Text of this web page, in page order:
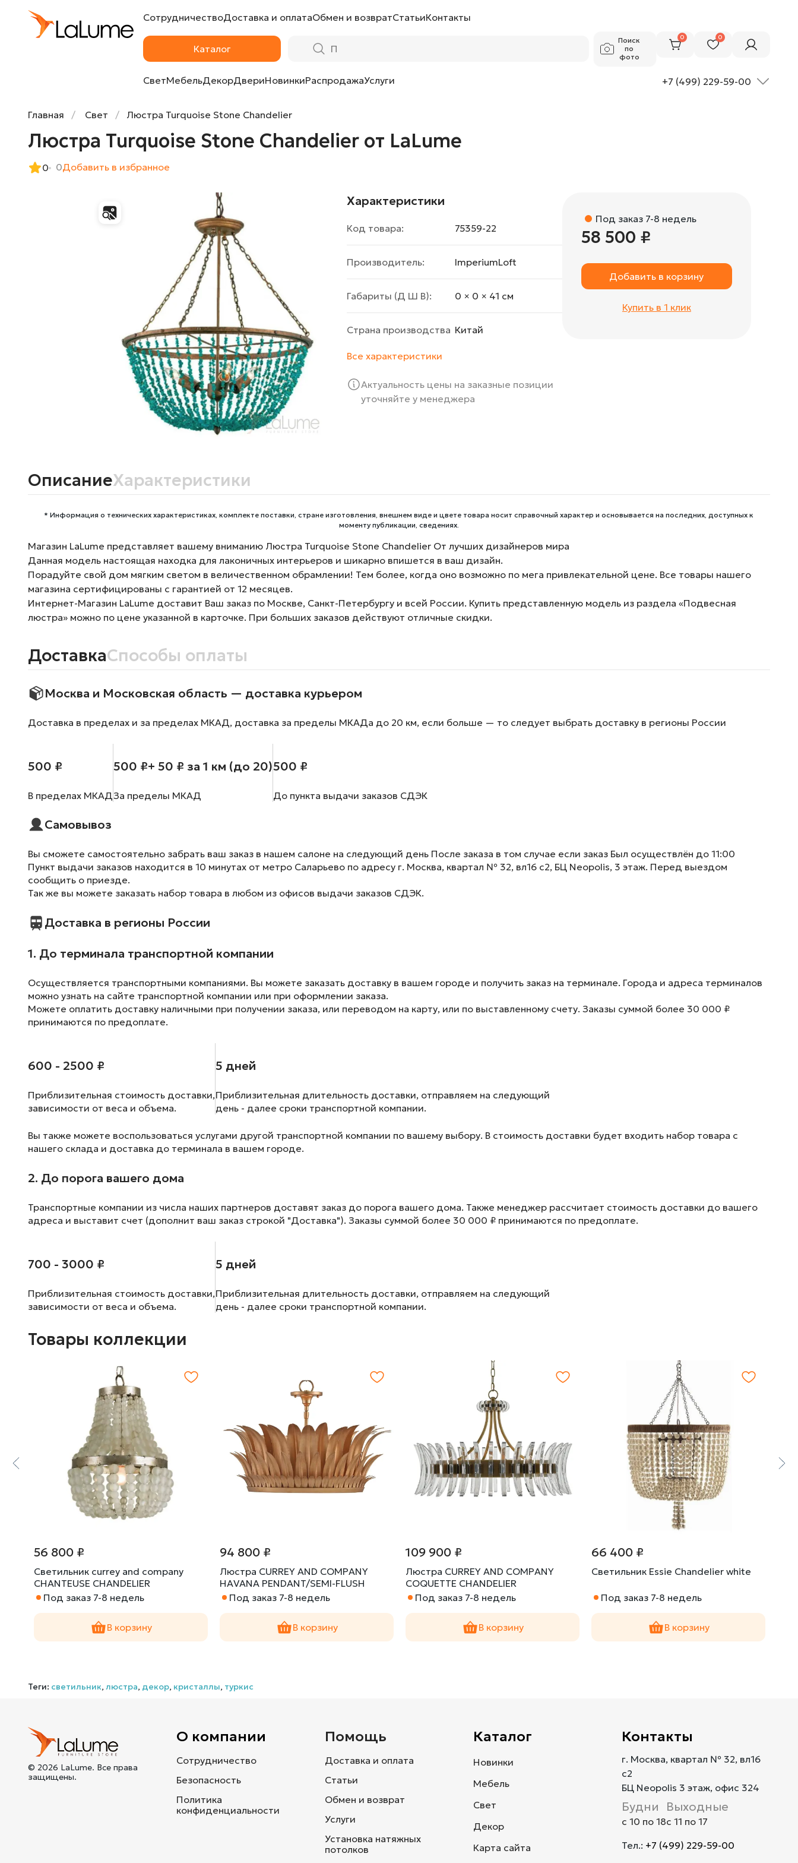
СотрудничествоДоставка и оплатаОбмен и возвратСтатьиКонтакты
Каталог
Поиск
по
фото
0 0
СветМебельДекорДвериНовинкиРаспродажаУслуги +7 (499) 229-59-00
Главная Свет Люстра Turquoise Stone Chandelier
Люстра Turquoise Stone Chandelier от LaLume
0 0Добавить в избранное
Характеристики
Код товара: 75359-22
Производитель: ImperiumLoft
Габариты (Д Ш В): 0 × 0 × 41 cм
Страна производства Китай
Все характеристики
Актуальность цены на заказные позиции
уточняйте у менеджера
Под заказ 7-8 недель
58 500 ₽
Добавить в корзину
Купить в 1 клик
ОписаниеХарактеристики
* Информация о технических характеристиках, комплекте поставки, стране изготовления, внешнем виде и цвете товара носит справочный характер и основывается на последних, доступных к
моменту публикации, сведениях.
Магазин LaLume представляет вашему вниманию Люстра Turquoise Stone Chandelier От лучших дизайнеров мира
Данная модель настоящая находка для лаконичных интерьеров и шикарно впишется в ваш дизайн.
Порадуйте свой дом мягким светом в величественном обрамлении! Тем более, когда оно возможно по мега привлекательной цене. Все товары нашего
магазина сертифицированы с гарантией от 12 месяцев.
Интернет-Магазин LaLume доставит Ваш заказ по Москве, Санкт-Петербургу и всей России. Купить представленную модель из раздела «Подвесная
люстра» можно по цене указанной в карточке. При больших заказов действуют отличные скидки.
ДоставкаСпособы оплаты
Москва и Московская область — доставка курьером
Доставка в пределах и за пределах МКАД, доставка за пределы МКАДа до 20 км, если больше — то следует выбрать доставку в регионы России
500 ₽
В пределах МКАД
500 ₽+ 50 ₽ за 1 км (до 20)
За пределы МКАД
500 ₽
До пункта выдачи заказов СДЭК
Самовывоз
Вы сможете самостоятельно забрать ваш заказ в нашем салоне на следующий день После заказа в том случае если заказ Был осуществлён до 11:00
Пункт выдачи заказов находится в 10 минутах от метро Саларьево по адресу г. Москва, квартал № 32, вл16 с2, БЦ Neopolis, 3 этаж. Перед выездом
сообщить о приезде.
Так же вы можете заказать набор товара в любом из офисов выдачи заказов СДЭК.
Доставка в регионы России
1. До терминала транспортной компании
Осуществляется транспортными компаниями. Вы можете заказать доставку в вашем городе и получить заказ на терминале. Города и адреса терминалов
можно узнать на сайте транспортной компании или при оформлении заказа.
Можете оплатить доставку наличными при получении заказа, или переводом на карту, или по выставленному счету. Заказы суммой более 30 000 ₽
принимаются по предоплате.
600 - 2500 ₽
Приблизительная стоимость доставки,
зависимости от веса и объема.
5 дней
Приблизительная длительность доставки, отправляем на следующий
день - далее сроки транспортной компании.
Вы также можете воспользоваться услугами другой транспортной компании по вашему выбору. В стоимость доставки будет входить набор товара с
нашего склада и доставка до терминала в вашем городе.
2. До порога вашего дома
Транспортные компании из числа наших партнеров доставят заказ до порога вашего дома. Также менеджер рассчитает стоимость доставки до вашего
адреса и выставит счет (дополнит ваш заказ строкой "Доставка"). Заказы суммой более 30 000 ₽ принимаются по предоплате.
700 - 3000 ₽
Приблизительная стоимость доставки,
зависимости от веса и объема.
5 дней
Приблизительная длительность доставки, отправляем на следующий
день - далее сроки транспортной компании.
Товары коллекции
56 800 ₽
Светильник currey and company
CHANTEUSE CHANDELIER
Под заказ 7-8 недель
В корзину
94 800 ₽
Люстра CURREY AND COMPANY
HAVANA PENDANT/SEMI-FLUSH
Под заказ 7-8 недель
В корзину
109 900 ₽
Люстра CURREY AND COMPANY
COQUETTE CHANDELIER
Под заказ 7-8 недель
В корзину
66 400 ₽
Светильник Essie Chandelier white
Под заказ 7-8 недель
В корзину
Люстра Turquoise Stone Chandelier от LaLume
Теги: светильник,люстра, декор, кристаллы, туркис
© 2026 LaLume. Все права
защищены.
О компании
Сотрудничество
Безопасность
Политика
конфиденциальности
Помощь
Доставка и оплата
Статьи
Обмен и возврат
Услуги
Установка натяжных
потолков
Каталог
Новинки
Мебель
Свет
Декор
Карта сайта
Контакты
г. Москва, квартал № 32, вл16
с2
БЦ Neopolis 3 этаж, офис 324
Будни
с 10 по 18
Выходные
с 11 по 17
Тел.: +7 (499) 229-59-00